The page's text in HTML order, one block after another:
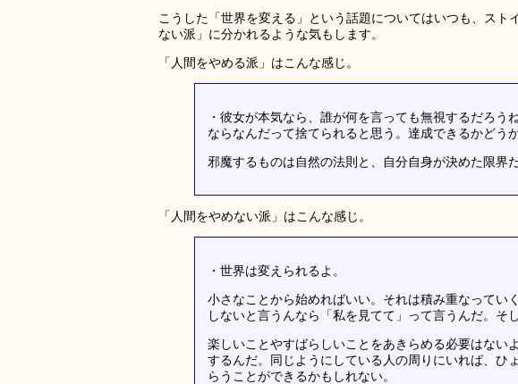
こうした「世界を変える」という話題についてはいつも、ス
ない派」に分かれるような気もします。
「人間をやめる派」はこんな感じ。
・彼女が本気なら、誰が何を言っても無視するだろ
ならなんだって捨てられると思う。達成できるかどう
邪魔するものは自然の法則と、自分自身が決めた限界だ
「人間をやめない派」はこんな感じ。
・世界は変えられるよ。
小さなことから始めればいい。それは積み重なってい
しないと言うんなら「私を見てて」って言うんだ。そ
楽しいことやすばらしいことをあきらめる必要はない
するんだ。同じようにしている人の周りにいれば、ひ
らうことができるかもしれない。